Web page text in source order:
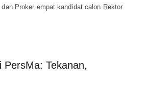
Proker empat kandidat calon Rektor
PersMa: Tekanan,